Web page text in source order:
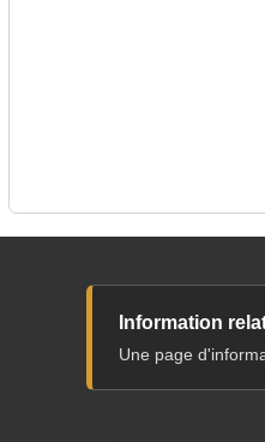
Information
Une page